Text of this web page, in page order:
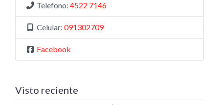
Telefono: 4522 7146
Celular: 091302709
Facebook
Visto reciente